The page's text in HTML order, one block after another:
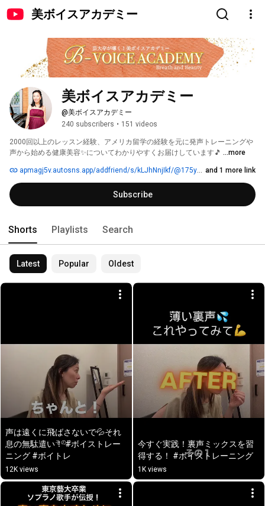
美ボイスアカデミー
美ボイスアカデミー
@美ボイスアカデミー
240 subscribers • 151 videos
2000回以上のレッスン経験、アメリカ留学の経験を元に発声トレーニングや
声から始める健康美容✨についてわかりやすくお届けしています🎵 ...more
apmagj5v.autosns.app/addfriend/s/kLJhNnjIkf/@175yinwe and 1 more link
Subscribe
Shorts Playlists Search
Latest Popular Oldest
声は遠くに飛ばさないで💦それ
息の無駄遣い！ #ボイストレー
ニング #ボイトレ
12K views
今すぐ実践！裏声ミックスを習
得する！ #ボイストレーニング
1K views